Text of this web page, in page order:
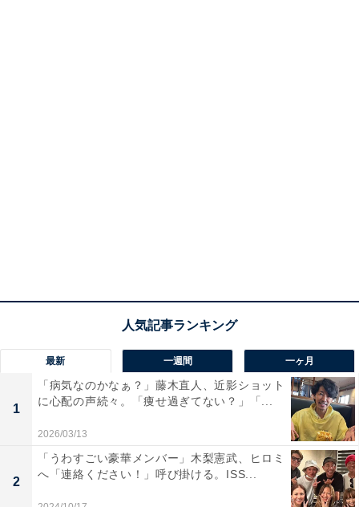
最新 一週間 一ヶ月
1
「病気なのかなぁ？」藤木直人、近影ショット
に心配の声続々。「痩せ過ぎてない？」「...
2026/03/13
2
「うわすごい豪華メンバー」木梨憲武、ヒロミ
へ「連絡ください！」呼び掛ける。ISS...